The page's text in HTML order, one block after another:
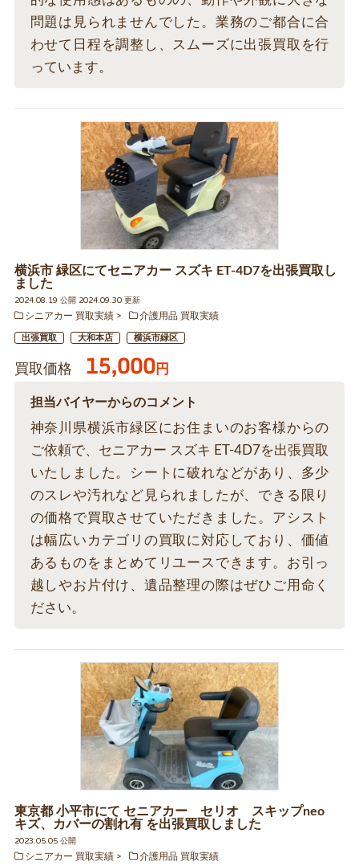
問題は見られませんでした。業務のご都合に合
わせて日程を調整し、スムーズに出張買取を行
っています。
横浜市 緑区にてセニアカー スズキ ET-4D7を出張買取し
ました
2024.08.19 公開 2024.09.30 更新
シニアカー 買取実績
介護用品 買取実績
出張買取 大和本店 横浜市緑区
買取価格 15,000円
担当バイヤーからのコメント
神奈川県横浜市緑区にお住まいのお客様からの
ご依頼で、セニアカー スズキ ET-4D7を出張買取
いたしました。シートに破れなどがあり、多少
のスレや汚れなど見られましたが、できる限り
の価格で買取させていただきました。アシスト
は幅広いカテゴリの買取に対応しており、価値
あるものをまとめてリユースできます。お引っ
越しやお片付け、遺品整理の際はぜひご用命く
ださい。
東京都 小平市にて セニアカー セリオ スキップneo
キズ、カバーの割れ有 を出張買取しました
2023.05.05 公開
シニアカー 買取実績
介護用品 買取実績